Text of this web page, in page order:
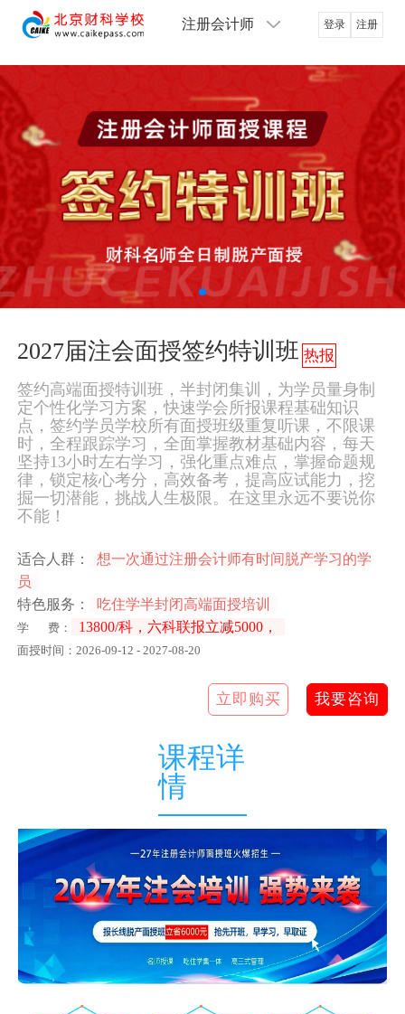
注册会计师 登录 注册
2027届注会面授签约特训班 热报
签约高端面授特训班，半封闭集训，为学员量身制
定个性化学习方案，快速学会所报课程基础知识
点，签约学员学校所有面授班级重复听课，不限课
时，全程跟踪学习，全面掌握教材基础内容，每天
坚持13小时左右学习，强化重点难点，掌握命题规
律，锁定核心考分，高效备考，提高应试能力，挖
掘一切潜能，挑战人生极限。在这里永远不要说你
不能！
适合人群：
想一次通过注册会计师有时间脱产学习的学
员
特色服务：
吃住学半封闭高端面授培训
学 费： 13800/科，六科联报立减5000，
面授时间：2026-09-12 - 2027-08-20
立即购买 我要咨询
课程详
情